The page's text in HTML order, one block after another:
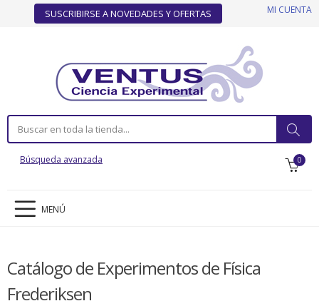
SUSCRIBIRSE A NOVEDADES Y OFERTAS MI CUENTA
Búsqueda avanzada 0
MENÚ
Catálogo de Experimentos de Física
Frederiksen